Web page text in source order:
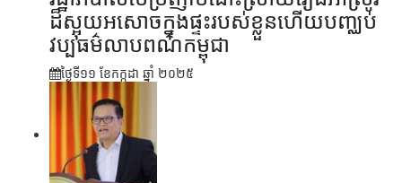
ដ៏ស្អុយអសោចក្នុងផ្ទះរបស់ខ្លួនហើយបញ្ឈប់
វប្បធម៌លាបពណ៌កម្ពុជា
ថ្ងៃទី១១ ខែ​កក្កដា ឆ្នាំ ២០២៥